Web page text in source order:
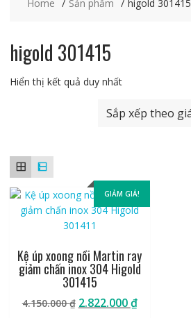
Home Sản phẩm higold 301415
higold 301415
Hiển thị kết quả duy nhất
GIẢM GIÁ!
Kệ úp xoong nồi Martin ray
giảm chấn inox 304 Higold
301415
4.150.000₫ Giá
2.822.000₫Giá